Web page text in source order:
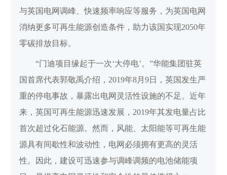
与英国电网调峰、快速频率响应等服务，为英国电网
消纳更多可再生能源创造条件，助力该国实现2050年
零碳排放目标。
“门迪项目缘起于一次‘大停电’。”华能集团驻英
国首席代表郭敬禹介绍，2019年8月9日，英国发生严
重的停电事故，暴露出电网灵活性设施的不足。近年
来，英国可再生能源迅速发展，2019年其发电量占比
首次超过化石能源。然而，风能、太阳能等可再生能
源具有间歇性和波动性，电网必须拥有更高的灵活
性。因此，建设可迅速参与调峰调频的电池储能项